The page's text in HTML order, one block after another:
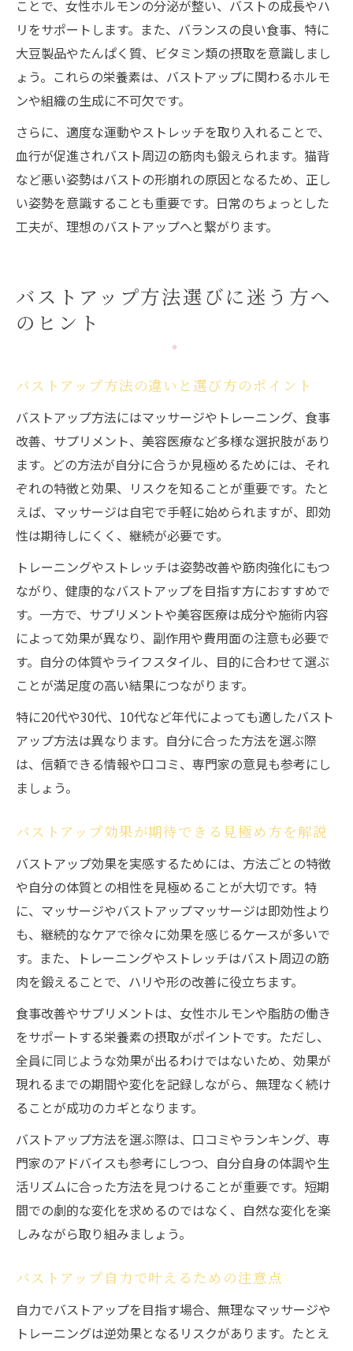
ことで、女性ホルモンの分泌が整い、バストの成長やハ
リをサポートします。また、バランスの良い食事、特に
大豆製品やたんぱく質、ビタミン類の摂取を意識しまし
ょう。これらの栄養素は、バストアップに関わるホルモ
ンや組織の生成に不可欠です。
さらに、適度な運動やストレッチを取り入れることで、
血行が促進されバスト周辺の筋肉も鍛えられます。猫背
など悪い姿勢はバストの形崩れの原因となるため、正し
い姿勢を意識することも重要です。日常のちょっとした
工夫が、理想のバストアップへと繋がります。
バストアップ方法選びに迷う方へ
のヒント
バストアップ方法の違いと選び方のポイント
バストアップ方法にはマッサージやトレーニング、食事
改善、サプリメント、美容医療など多様な選択肢があり
ます。どの方法が自分に合うか見極めるためには、それ
ぞれの特徴と効果、リスクを知ることが重要です。たと
えば、マッサージは自宅で手軽に始められますが、即効
性は期待しにくく、継続が必要です。
トレーニングやストレッチは姿勢改善や筋肉強化にもつ
ながり、健康的なバストアップを目指す方におすすめで
す。一方で、サプリメントや美容医療は成分や施術内容
によって効果が異なり、副作用や費用面の注意も必要で
す。自分の体質やライフスタイル、目的に合わせて選ぶ
ことが満足度の高い結果につながります。
特に20代や30代、10代など年代によっても適したバスト
アップ方法は異なります。自分に合った方法を選ぶ際
は、信頼できる情報や口コミ、専門家の意見も参考にし
ましょう。
バストアップ効果が期待できる見極め方を解説
バストアップ効果を実感するためには、方法ごとの特徴
や自分の体質との相性を見極めることが大切です。特
に、マッサージやバストアップマッサージは即効性より
も、継続的なケアで徐々に効果を感じるケースが多いで
す。また、トレーニングやストレッチはバスト周辺の筋
肉を鍛えることで、ハリや形の改善に役立ちます。
食事改善やサプリメントは、女性ホルモンや脂肪の働き
をサポートする栄養素の摂取がポイントです。ただし、
全員に同じような効果が出るわけではないため、効果が
現れるまでの期間や変化を記録しながら、無理なく続け
ることが成功のカギとなります。
バストアップ方法を選ぶ際は、口コミやランキング、専
門家のアドバイスも参考にしつつ、自分自身の体調や生
活リズムに合った方法を見つけることが重要です。短期
間での劇的な変化を求めるのではなく、自然な変化を楽
しみながら取り組みましょう。
バストアップ自力で叶えるための注意点
自力でバストアップを目指す場合、無理なマッサージや
トレーニングは逆効果となるリスクがあります。たとえ